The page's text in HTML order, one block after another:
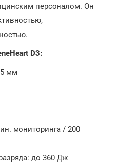
персоналом. Он
D3:
мм
мониторинга / 200
до 360 Дж